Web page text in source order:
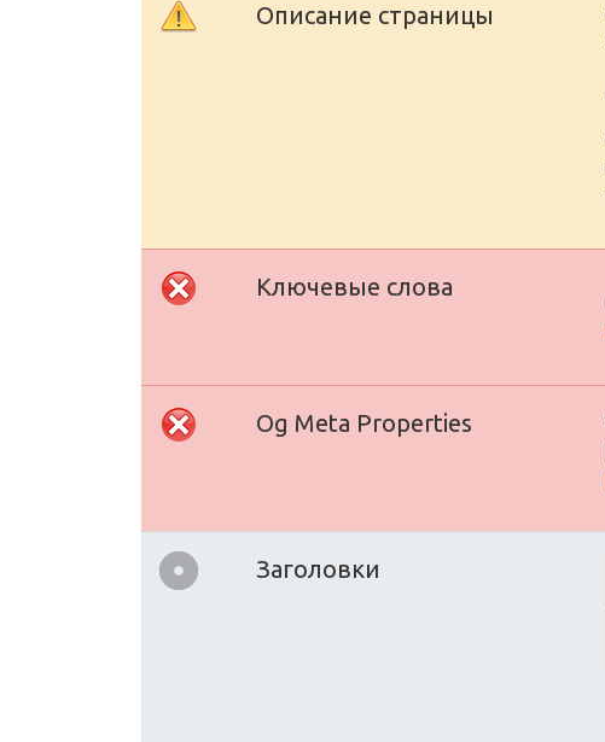
Описание страницы
Ключевые слова
Og Meta Properties
Заголовки